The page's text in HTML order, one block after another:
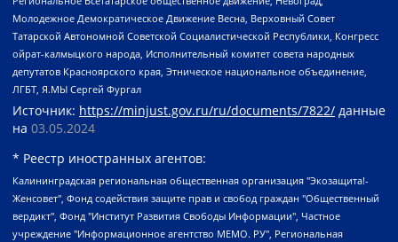
Молодежное Демократическое Движение Весна, Верховный Совет
Татарской Автономной Советской Социалистической Республики, Конгресс
ойрат-калмыцкого народа, Исполнительный комитет совета народных
депутатов Красноярского края, Этническое национальное объединение,
ЛГБТ, Я.МЫ Сергей Фургал
Источник: https://minjust.gov.ru/ru/documents/7822/ данные
на 03.05.2024
* Реестр иностранных агентов:
Калининградская региональная общественная организация "Экозащита!-Женсовет", Фонд содействия защите прав и свобод граждан "Общественный вердикт", Фонд "Институт Развития Свободы Информации", Частное учреждение "Информационное агентство МЕМО. РУ", Региональная общественная организация "Общественная комиссия по сохранению наследия академика Сахарова", Фонд поддержки свободы прессы, Санкт-Петербургская общественная правозащитная организация "Гражданский контроль", Межрегиональная общественная организация "Информационно-просветительский центр "Мемориал", Региональный Фонд "Центр Защиты Прав Средств Массовой Информации", с 05.12.2023 Фонд "Центр Защиты Прав Средств массовой информации", Региональная общественная благотворительная организация помощи беженцам и мигрантам "Гражданское содействие", Негосударственное образовательное учреждение дополнительного профессионального образования (повышение квалификации) специалистов "АКАДЕМИЯ ПО ПРАВАМ ЧЕЛОВЕКА", Свердловская региональная общественная организация "Сутяжник", Автономная некоммерческая организация "Центр независимых социологических исследований", Союз общественных объединений "Российский исследовательский центр по правам человека", Региональное общественное учреждение научно-информационный центр "МЕМОРИАЛ", Некоммерческая организация "Фонд защиты гласности", Автономная некоммерческая организация "Институт прав человека", Городская общественная организация "Екатеринбургское общество "МЕМОРИАЛ", Городская общественная организация "Рязанское историко-просветительское и правозащитное общество "Мемориал" (Рязанский Мемориал), Челябинский региональный орган общественной самодеятельности – женское общественное объединение "Женщины Евразии", Челябинский региональный орган общественной самодеятельности "Уральская правозащитная группа", Фонд содействия защите здоровья и социальной справедливости имени Андрея Рылькова, Автономная Некоммерческая Организация "Аналитический Центр Юрия Левады", Автономная некоммерческая организация социальной поддержки населения "Проект Апрель", Региональная общественная организация помощи женщинам и детям, находящимся в кризисной ситуации "Информационно-методический центр "Анна", Фонд содействия развитию массовых коммуникаций и правовому просвещению "Так-так-Так", Фонд содействия устойчивому развитию "Серебряная тайга", Свердловский региональный общественный фонд социальных проектов "Новое время", "Idel.Реалии", Кавказ.Реалии, Крым.Реалии, Телеканал Настоящее Время, Татаро-башкирская служба Радио Свобода (Azatliq Radiosi), Радио Свободная Европа/Радио Свобода (PCE/PC), "Сибирь.Реалии", "Фактограф", Благотворительный фонд помощи осужденным и их семьям, Автономная некоммерческая организация "Институт глобализации и социальных движений", Фонд "В защиту прав заключенных", Частное учреждение "Центр поддержки и содействия развитию средств массовой информации", Пензенский региональный общественный благотворительный фонд "Гражданский союз", "Север.Реалии", Некоммерческая организация Фонд "Правовая инициатива", Общество с ограниченной ответственностью "Радио Свободная Европа/Радио Свобода", Чешское информационное агентство "MEDIUM-ORIENT", Красноярская региональная общественная организация "Мы против СПИДа", Камалягин Денис Николаевич, Маркелов Сергей Евгеньевич, Пономарев Лев Александрович, Савицкая Людмила Алексеевна, Автономная некоммерческая организация "Центр по работе с проблемой насилия "НАСИЛИЮ.НЕТ", Межрегиональный профессиональный союз работников здравоохранения "Альянс врачей", Юридическое лицо, зарегистрированное в Латвийской Республике, SIA "Medusa Project" (регистрационный номер 40103797863, дата регистрации 10.06.2014), Некоммерческая организация "Фонд по борьбе с коррупцией", Автономная некоммерческая организация "Институт права и публичной политики", Баданин Роман Сергеевич, Гликин Максим Александрович, Железнова Мария Михайловна, Лукьянова Юлия Сергеевна, Маетная Елизавета Витальевна, Маняхин Петр Борисович, Чуракова Ольга Владимировна, Ярош Юлия Петровна, Юридическое лицо "The Insider SIA", зарегистрированное в Риге, Латвийская Республика (дата регистрации 26.06.2015), являющееся администратором доменного имени интернет-издания "The Insider SIA", https://theins.ru, Постернак Алексей Евгеньевич, Рубин Михаил Аркадьевич, Анин Роман Александрович, Юридическое лицо Istories fonds, зарегистрированное в Латвийской Республике (регистрационный номер 50008295751, дата регистрации 24.02.2020), Великовский Дмитрий Александрович, Долинина Ирина Николаевна, Мароховская Алеся Алексеевна, Шлейнов Роман Юрьевич, Шмагун Олеся Валентиновна, Общество с ограниченной ответственностью "Альтаир 2021", Общество с ограниченной ответственностью "Вега 2021", Общество с ограниченной ответственностью "Главный редактор 2021", Общество с ограниченной ответственностью "Ромашки монолит", Важенков Артем Валерьевич, Ивановская областная общественная организация "Центр гендерных исследований", Гурман Юрий Альбертович, Медиапроект "ОВД-Инфо", Егоров Владимир Владимирович, Жилинский Владимир Александрович, Общество с ограниченной ответственностью "ЗП", Иванова София Юрьевна, Карезина Инна Павловна, Кильтау Екатерина Викторовна, Петров Алексей Викторович, Пискунов Сергей Евгеньевич, Смирнов Сергей Сергеевич, Тихонов Михаил Сергеевич, Общество с ограниченной ответственностью "ЖУРНАЛИСТ-ИНОСТРАННЫЙ АГЕНТ", Арапова Галина Юрьевна, Вольтская Татьяна Анатольевна, Американская компания "Mason G.E.S. Anonymous Foundation" (США), являющаяся владельцем интернет-издания https://mnews.world/, Компания "Stichting Bellingcat", зарегистрированная в Нидерландах (дата регистрации 11.07.2018), Захаров Андрей Вячеславович, Клепиковская Екатерина Дмитриевна, Общество с ограниченной ответственностью "МЕМО", Перл Роман Александрович, Симонов Евгений Алексеевич, Соловьева Елена Анатольевна, Сотников Даниил Владимирович, Сурначева Елизавета Дмитриевна, Автономная некоммерческая организация по защите прав человека и информированию населения "Якутия – Наше Мнение", Общество с ограниченной ответственностью "Москоу диджитал медиа", с 26.01.2023 Общество с ограниченной ответственностью "Чайка Белые сады", Ветошкина Валерия Валерьевна, Заговора Максим Александрович, Межрегиональное общественное движение "Российская ЛГБТ - сеть", Оленичев Максим Владимирович, Павлов Иван Юрьевич, Скворцова Елена Сергеевна, Общество с ограниченной ответственностью "Как бы инагент", Кочетков Игорь Викторович, Общество с ограниченной ответственностью "Честные выборы", Еланчик Олег Александрович, Общество с ограниченной ответственностью "Нобелевский призыв", Гималова Регина Эмилевна, Григорьев Андрей Валерьевич, Григорьева Алина Александровна, Ассоциация по содействию защите прав призывников, альтернативнослужащих и военнослужащих "Правозащитная группа "Гражданин.Армия.Право", Хисамова Регина Фаритовна, Автономная некоммерческая организация по реализации социально-правовых программ "Лилит", Дальневосточное общественное движение "Маяк", Санкт-Петербургская ЛГБТ-инициативная группа "Выход", Инициативная группа ЛГБТ+ "Реверс", Алексеев Андрей Викторович, Бекбулатова Таисия Львовна, Беляев Иван Михайлович, Владыкина Елена Сергеевна, Гельман Марат Александрович, Никульшина Вероника Юрьевна, Толоконникова Надежда Андреевна, Шендерович Виктор Анатольевич, Общество с ограниченной ответственностью "Данное сообщение", Общество с ограниченной ответственностью Издательский дом "Новая глава", Айнбиндер Александра Александровна, Московский комьюнити-центр для ЛГБТ+инициатив, Благотворительный фонд развития филантропии, Deutsche Welle (Германия, Kurt-Schumacher-Strasse 3, 53113 Bonn), Борзунова Мария Михайловна, Воробьев Виктор Викторович, Голубева Анна Львовна, Константинова Алла Михайловна, Малкова Ирина Владимировна, Мурадов Мурад Абдулгалимович, Осетинская Елизавета Николаевна, Понасенков Евгений Николаевич, Ганапольский Матвей Юрьевич, Киселев Евгений Алексеевич, Борухович Ирина Григорьевна, Дремин Иван Тимофеевич, Дубровский Дмитрий Викторович, Красноярская региональная общественная организация поддержки и развития альтернативных образовательных технологий и межкультурных коммуникаций "ИНТЕРРА", Маяковская Екатерина Алексеевна, Фейгин Марк Захарович, Филимонов Андрей Викторович, Дзугкоева Регина Николаевна, Доброхотов Роман Александрович, Дудь Юрий Александрович, Елкин Сергей Владимирович, Кругликов Кирилл Игоревич, Сабунаева Мария Леонидовна, Семенов Алексей Владимирович, Шаинян Карен Багратович, Шульман Екатерина Михайловна, Асафьев Артур Валерьевич, Вахштайн Виктор Семенович, Венедиктов Алексей Алексеевич, Лушникова Екатерина Евгеньевна, Волков Леонид Михайлович, Невзоров Александр Глебович, Пархоменко Сергей Борисович, Сироткин Ярослав Николаевич, Кара-Мурза Владимир Владимирович, Баранова Наталья Владимировна, Гозман Леонид Яковлевич, Кагарлицкий Борис Юльевич, Климарев Михаил Валерьевич, Милов Владимир Станиславович, Автономная некоммерческая организация Краснодарский центр современного искусства "Типография", Моргенштерн Алишер Тагирович, Соболь Любовь Эдуардовна, Общество с ограниченной ответственностью "ЛИЗА НОРМ", Каспаров Гарри Кимович, Ходорковский Михаил Борисович, Общество с ограниченной ответственностью "Апрельские тезисы", Данилович Ирина Брониславовна, Кашин Олег Владимирович, Петров Николай Владимирович, Пивоваров Алексей Владимирович, Соколов Михаил Владимирович, Цветкова Юлия Владимировна, Чичваркин Евгений Александрович, Комитет против пыток/Команда против пыток, Общество с ограниченной ответственностью "Первый научный", Общество с ограниченной ответственностью "Вертолет и ко", Белоцерковская Вероника Борисовна, Кац Максим Евгеньевич, Лазарева Татьяна Юрьевна, Шаведдинов Руслан Табризович, Яшин Илья Валерьевич, Общество с ограниченной ответственностью "Иноагент ААВ", Алешковский Дмитрий Петрович, Альбац Евгения Марковна, Быков Дмитрий Львович, Галямина Юлия Евгеньевна, Лойко Сергей Леонидович, Мартынов Кирилл Константинович, Медведев Сергей Александрович, Крашенинников Федор Геннадиевич, Гордеева Катерина Вл